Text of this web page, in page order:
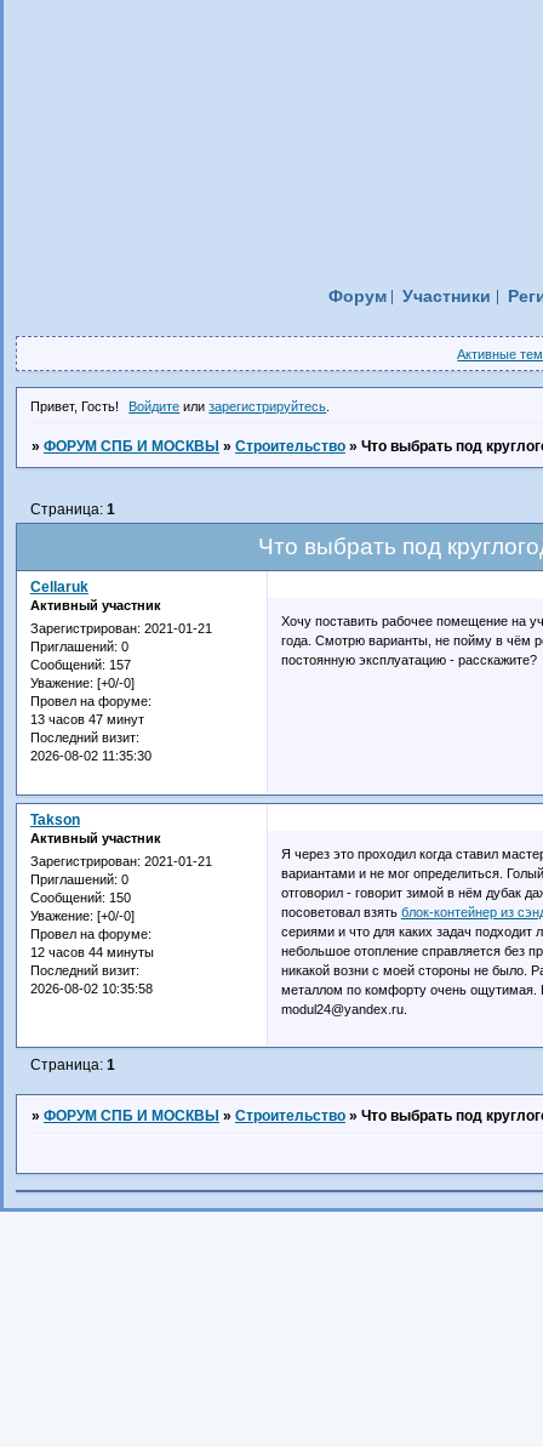
Форум Участники
Активные
Привет, Гость! Войдите илизарегистрируйтесь
» ФОРУМ СПБ И МОСКВЫ » Строительство » Что выбрать под
Что выбрать под
Страница: 1
Cellaruk
Активный участник
Зарегистрирован: 2021-01-21
Приглашений: 0
Сообщений: 157
Уважение: [+0/-0]
Провел на форуме:
13 часов 47 минут
Последний визит:
2026-08-02 11:35:30
Хочу поставить рабочее помещение на
года. Смотрю варианты, не пойму в чём
постоянную эксплуатацию - расскажите?
Takson
Активный участник
Зарегистрирован: 2021-01-21
Приглашений: 0
Сообщений: 150
Уважение: [+0/-0]
Провел на форуме:
12 часов 44 минуты
Последний визит:
2026-08-02 10:35:58
Я через это проходил когда ставил
вариантами и не мог определиться.
отговорил - говорит зимой в нём дубак
посоветовал взять блок-контейнер из
сериями и что для каких задач
небольшое отопление справляется без
никакой возни с моей стороны не было.
металлом по комфорту очень ощутимая.
modul24@yandex.ru.
Страница: 1
» ФОРУМ СПБ И МОСКВЫ » Строительство » Что выбрать под